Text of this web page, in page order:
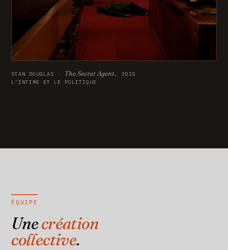
STAN DOUGLAS · The Secret Agent, 2015
L’INTIME ET LE POLITIQUE
ÉQUIPE
Unecréation
collective.